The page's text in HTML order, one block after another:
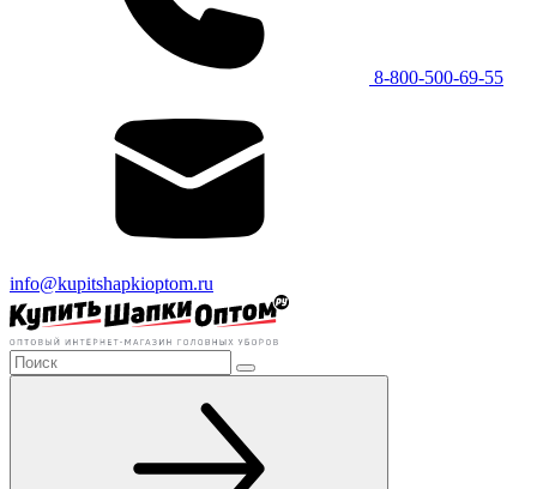
8-800-500-69-55
info@kupitshapkioptom.ru